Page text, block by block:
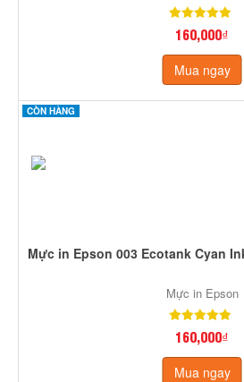
160,000₫
Mua ngay
CÒN HÀNG
Mực in Epson 003 Ecotank Cyan
Mực in Epson
160,000₫
Mua ngay